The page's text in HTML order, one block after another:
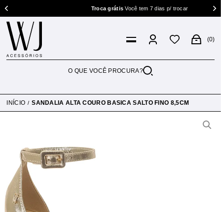
Troca grátisVocê tem 7 dias p/ trocar
0
INÍCIO SANDALIA ALTA COURO BASICA SALTO FINO 8,5CM